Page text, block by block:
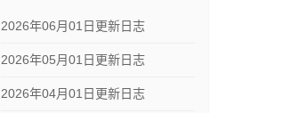
2026年06月01日更新日志
2026年05月01日更新日志
2026年04月01日更新日志